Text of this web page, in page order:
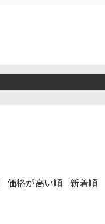
価格が高い順 新着順